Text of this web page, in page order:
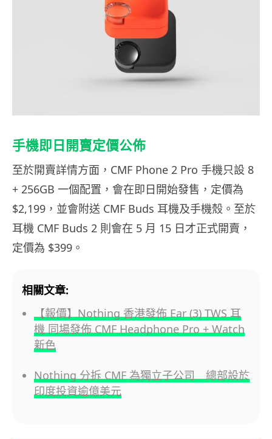
手機即日開賣定價公佈
至於開賣詳情方面，CMF Phone 2 Pro 手機只設 8
+ 256GB 一個配置，會在即日開始發售，定價為
$2,199，並會附送 CMF Buds 耳機及手機殼。至於
耳機 CMF Buds 2 則會在 5 月 15 日才正式開賣，
定價為 $399。
相關文章:
【報價】Nothing 香港發佈 Ear (3) TWS 耳
機 同場發佈 CMF Headphone Pro + Watch
新色
Nothing 分拆 CMF 為獨立子公司 總部設於
印度投資逾億美元